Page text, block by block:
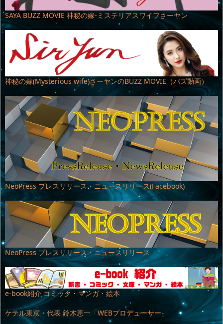
SAYA BUZZ MOVIE 神秘の嫁-ミステリアスワイフさーヤン
神秘の嫁(Mysterious wife)さーヤンのBUZZ MOVIE（バズ動画）
NeoPress プレスリリース・ニュースリリース(Facebook)
NeoPress プレスリリース・ニュースリリース
e-book紹介 コミック・マンガ・絵本
ケテル東京・代表 鈴木恵一「WEBプロデューサー」